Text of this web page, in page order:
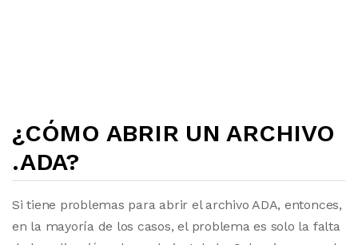
¿CÓMO ABRIR UN ARCHIVO
.ADA?
Si tiene problemas para abrir el archivo ADA, entonces,
en la mayoría de los casos, el problema es solo la falta